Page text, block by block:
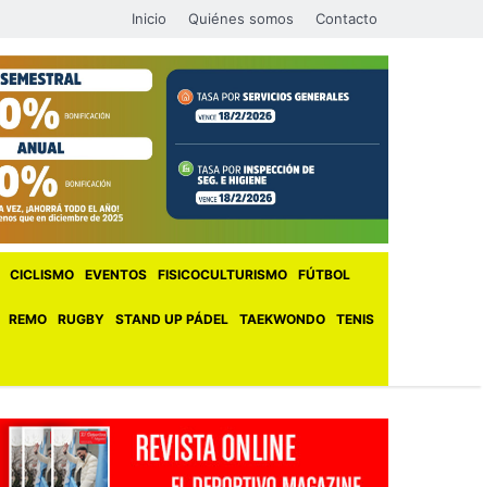
Inicio Quiénes somos Contacto
CICLISMO EVENTOS FISICOCULTURISMO FÚTBOL
REMO RUGBY STAND UP PÁDEL TAEKWONDO TENIS